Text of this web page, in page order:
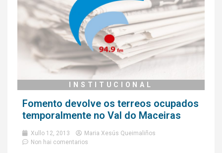
INSTITUCIONAL
Fomento devolve os terreos ocupados
temporalmente no Val do Maceiras
Xullo 12, 2013
Maria Xesús Queimaliños
Non hai comentarios